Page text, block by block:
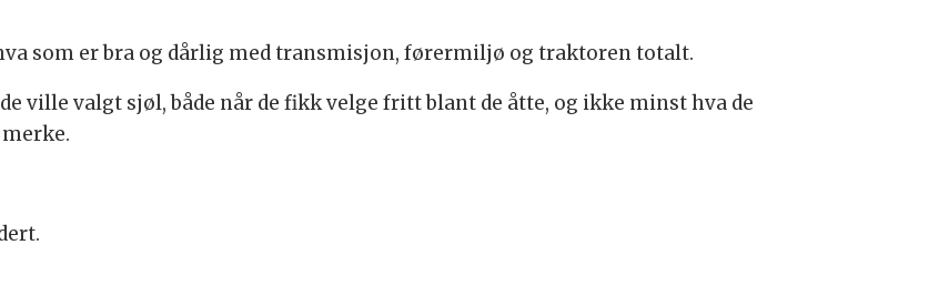
som er bra og dårlig med transmisjon, førermiljø og traktoren totalt.
ville valgt sjøl, både når de fikk velge fritt blant de åtte, og ikke minst hva de